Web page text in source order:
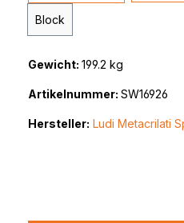
Block
Gewicht: 199.2 kg
Artikelnummer: SW16926
Hersteller: Ludi Metacrilati